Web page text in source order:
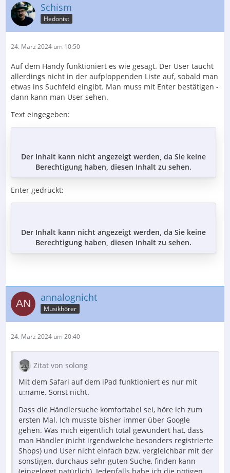
Schism
Hedonist
24. März 2024 um 10:50
Auf dem Handy funktioniert es wie gesagt. Der User taucht
allerdings nicht in der aufploppenden Liste auf, sobald man
etwas ins Suchfeld eingibt. Man muss mit Enter bestätigen -
dann kann man User sehen.
Text eingegeben:
Der Inhalt kann nicht angezeigt werden, da Sie keine
Berechtigung haben, diesen Inhalt zu sehen.
Enter gedrückt:
Der Inhalt kann nicht angezeigt werden, da Sie keine
Berechtigung haben, diesen Inhalt zu sehen.
annalognicht
Musikhörer
24. März 2024 um 20:40
Zitat von solong
Mit dem Safari auf dem iPad funktioniert es nur mit
u:name. Sonst nicht.
Dass die Händlersuche komfortabel sei, höre ich zum
ersten Mal. Ich musste bisher immer über Google
gehen. Was mich eigentlich total gewundert hat, dass
man Händler (nicht irgendwelche besonders registrierte
Shops) und User nicht einfach bzw. vergleichbar mit der
sonstigen, durchaus sehr guten Suche, finden kann
(eingeloggt natürlich). Jedenfalls habe ich die nötigen